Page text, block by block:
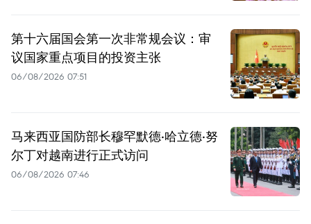
第十六届国会第一次非常规会议：审
议国家重点项目的投资主张
06/08/2026 07:51
马来西亚国防部长穆罕默德·哈立德·努
尔丁对越南进行正式访问
06/08/2026 07:46